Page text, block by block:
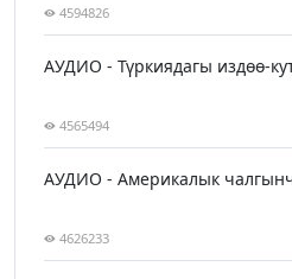
4594826
АУДИО - Түркиядагы издөө-
4565494
АУДИО - Америкалык
4626233